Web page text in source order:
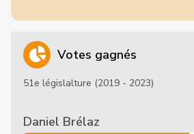
Votes gagnés
51e législalture (2019 - 2023)
Daniel Brélaz